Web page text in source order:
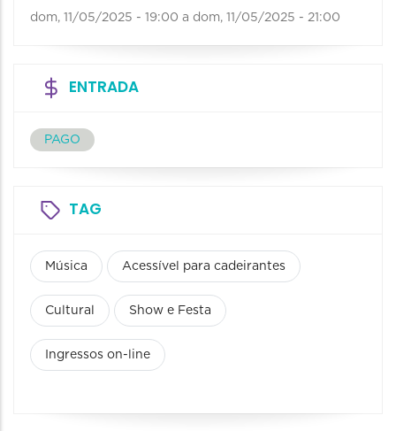
dom, 11/05/2025 - 19:00 a dom, 11/05/2025 - 21:00
ENTRADA
PAGO
TAG
Música Acessível para cadeirantes
Cultural Show e Festa
Ingressos on-line